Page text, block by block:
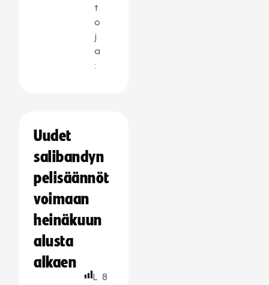
t
o
j
a
:
Uudet
salibandyn
pelisäännöt
voimaan
heinäkuun
alusta
alkaen
L 8